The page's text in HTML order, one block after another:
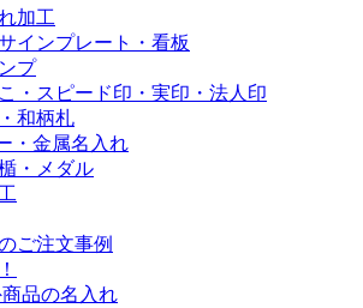
加工
インプレート・看板
プ
・スピード印・実印・法人印
和柄札
・金属名入れ
・メダル
ご注文事例
品の名入れ